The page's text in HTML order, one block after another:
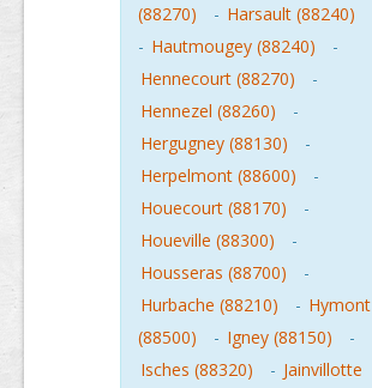
(88270)
- Harsault (88240)
- Hautmougey (88240)
-
Hennecourt (88270)
-
Hennezel (88260)
-
Hergugney (88130)
-
Herpelmont (88600)
-
Houecourt (88170)
-
Houeville (88300)
-
Housseras (88700)
-
Hurbache (88210)
- Hymont
(88500)
- Igney (88150)
-
Isches (88320)
- Jainvillotte